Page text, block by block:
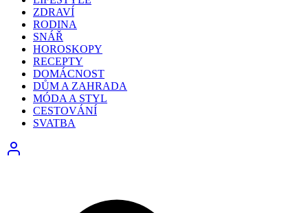
ZDRAVÍ
RODINA
SNÁŘ
HOROSKOPY
RECEPTY
DOMÁCNOST
DŮM A ZAHRADA
MÓDA A STYL
CESTOVÁNÍ
SVATBA